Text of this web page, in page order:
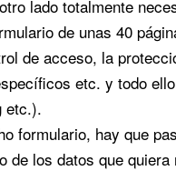
lado totalmente
de unas 40
de acceso, la
etc. y todo
etc.).
formulario, hay que
de los datos que